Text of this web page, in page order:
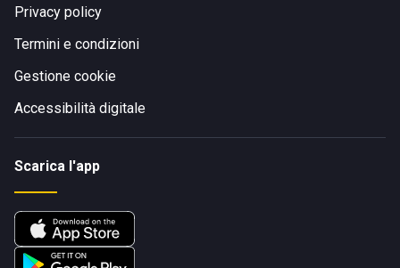
Privacy policy
Termini e condizioni
Gestione cookie
Accessibilità digitale
Scarica l'app